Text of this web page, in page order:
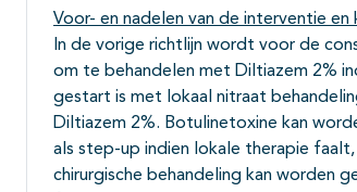
Voor- en nadelen van de interventie
In de vorige richtlijn wordt voor de
om te behandelen met Diltiazem 2%
gestart is met lokaal nitraat
Diltiazem 2%. Botulinetoxine kan
als step-up indien lokale therapie
chirurgische behandeling kan worden